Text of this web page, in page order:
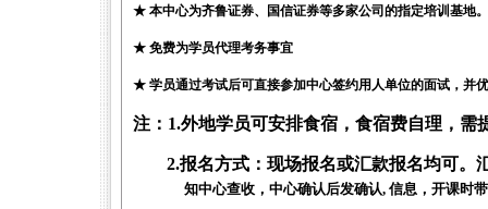
★ 本中心为齐鲁证券、国信证券等多家公司的指定培训基地
★ 免费为学员代理考务事宜
★ 学员通过考试后可直接参加中心签约用人单位的面试，并
注： 1.外地学员可安排食宿，食宿费自理，需
2.报名方式：现场报名或汇款报名均可。
知中心查收，中心确认后发确认, 信息，开课时